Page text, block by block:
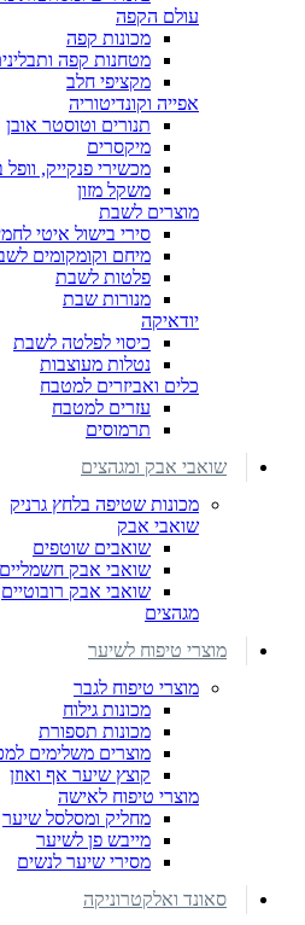
עולם הקפה
מכונות קפה
מטחנות קפה
מקציפי חלב
אפייה וקונדיטוריה
תנורים וטוסטר אובן
מיקסרים
מכשירי פנקייק, וופל
משקל מזון
מוצרים לשבת
סירי בישול איטי
מיחם וקומקומים
פלטות לשבת
מנורות שבת
יודאיקה
כיסוי לפלטה לשבת
נטלות מעוצבות
כלים ואביזרים למטבח
עזרים למטבח
תרמוסים
שואבי אבק ומגהצים
מכונות שטיפה בלחץ גרניק
שואבי אבק
שואבים שוטפים
שואבי אבק חשמליים
שואבי אבק רובוטיים
מגהצים
מוצרי טיפוח לשיער
מוצרי טיפוח לגבר
מכונות גילוח
מכונות תספורת
מוצרים משלימים
קוצץ שיער אף ואוזן
מוצרי טיפוח לאישה
מחליק ומסלסל שיער
מייבש פן לשיער
מסירי שיער לנשים
סאונד ואלקטרוניקה